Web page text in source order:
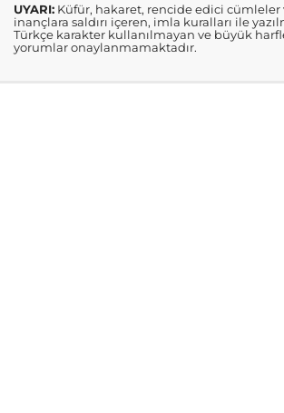
UYARI: Küfür, hakaret, rencide edici cümleler
inançlara saldırı içeren, imla kuralları ile
Türkçe karakter kullanılmayan ve büyük
yorumlar onaylanmamaktadır.